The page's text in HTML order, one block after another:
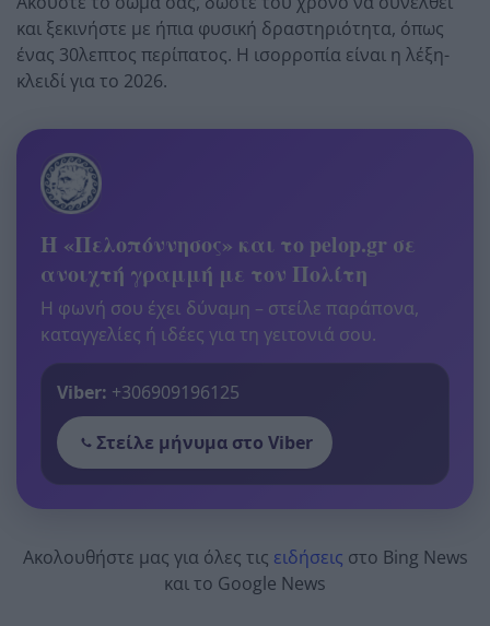
και ξεκινήστε με ήπια φυσική δραστηριότητα, όπως
ένας 30λεπτος περίπατος. Η ισορροπία είναι η λέξη-
κλειδί για το 2026.
Η «Πελοπόννησος» και το pelop.gr σε
ανοιχτή γραμμή με τον Πολίτη
Η φωνή σου έχει δύναμη – στείλε παράπονα,
καταγγελίες ή ιδέες για τη γειτονιά σου.
Viber: +306909196125
Στείλε μήνυμα στο Viber
Ακολουθήστε μας για όλες τις ειδήσεις στο Bing News
και το Google News